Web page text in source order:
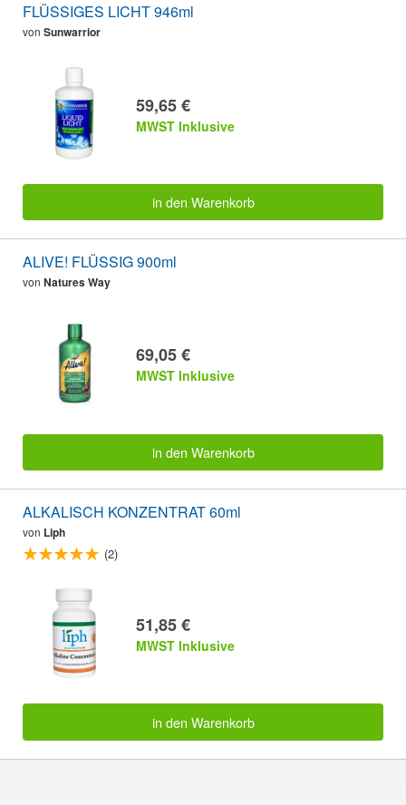
FLÜSSIGES LICHT 946ml
von Sunwarrior
59,65 €
MWST Inklusive
in den Warenkorb
ALIVE! FLÜSSIG 900ml
von Natures Way
69,05 €
MWST Inklusive
in den Warenkorb
ALKALISCH KONZENTRAT 60ml
von Liph
(2)
51,85 €
MWST Inklusive
in den Warenkorb